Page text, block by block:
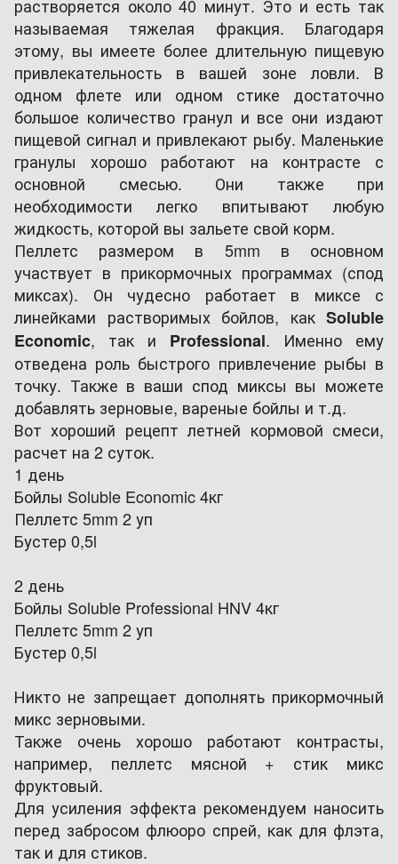
растворяется около 40 минут. Это и есть так
называемая тяжелая фракция. Благодаря
этому, вы имеете более длительную пищевую
привлекательность в вашей зоне ловли. В
одном флете или одном стике достаточно
большое количество гранул и все они издают
пищевой сигнал и привлекают рыбу. Маленькие
гранулы хорошо работают на контрасте с
основной смесью. Они также при
необходимости легко впитывают любую
жидкость, которой вы зальете свой корм.
Пеллетс размером в 5mm в основном
участвует в прикормочных программах (спод
миксах). Он чудесно работает в миксе с
линейками растворимых бойлов, как Soluble
Economic, так и Professional. Именно ему
отведена роль быстрого привлечение рыбы в
точку. Также в ваши спод миксы вы можете
добавлять зерновые, вареные бойлы и т.д.
Вот хороший рецепт летней кормовой смеси,
расчет на 2 суток.
1 день
Бойлы Soluble Economic 4кг
Пеллетс 5mm 2 уп
Бустер 0,5l
2 день
Бойлы Soluble Professional HNV 4кг
Пеллетс 5mm 2 уп
Бустер 0,5l
Никто не запрещает дополнять прикормочный
микс зерновыми.
Также очень хорошо работают контрасты,
например, пеллетс мясной + стик микс
фруктовый.
Для усиления эффекта рекомендуем наносить
перед забросом флюоро спрей, как для флэта,
так и для стиков.